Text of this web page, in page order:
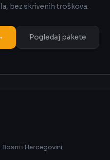
bez skrivenih troškova.
Pogledaj pakete
i Hercegovini.